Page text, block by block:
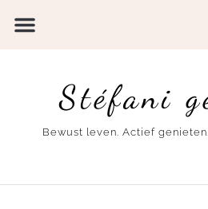
Stéfani
Bewust leven. Actief